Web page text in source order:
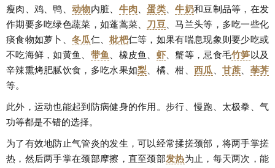
瘦肉、鸡、鸭、动物内脏、 牛肉、蛋类、牛奶和豆制品等，在发
作期要多吃绿色蔬菜，如蓬蒿菜、 刀豆、马兰头等，多吃一些化
痰食物如萝卜、冬瓜仁、枇杷仁等，如果有喘息现象则要少吃或
不吃海鲜，如黄鱼、 带鱼、橡皮鱼、 虾、蟹等，忌食毛竹笋以及
辛辣熏烤肥腻饮食，多吃水果如梨、橘、柑、 西瓜、 甘蔗、 荸荠
等。
此外，运动也能起到防病健身的作用。步行、慢跑、太极拳、气
功等都是不错的选择。
为了有效地防止气管炎的发生，可以经常揉搓颈部，将两手掌搓
热，然后两手掌在颈部摩擦，直至颈部发热为止，每天两次，能